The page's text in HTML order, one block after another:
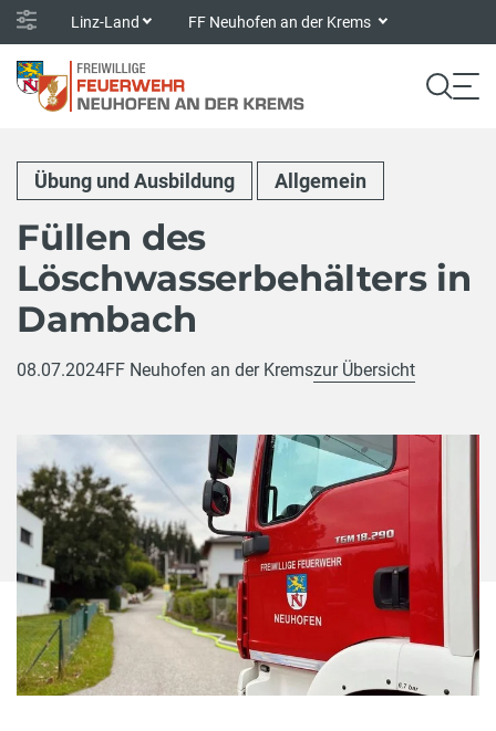
Linz-Land FF Neuhofen an der Krems
Übung und Ausbildung Allgemein
Füllen des
Löschwasserbehälters in
Dambach
08.07.2024FF Neuhofen an der Kremszur Übersicht